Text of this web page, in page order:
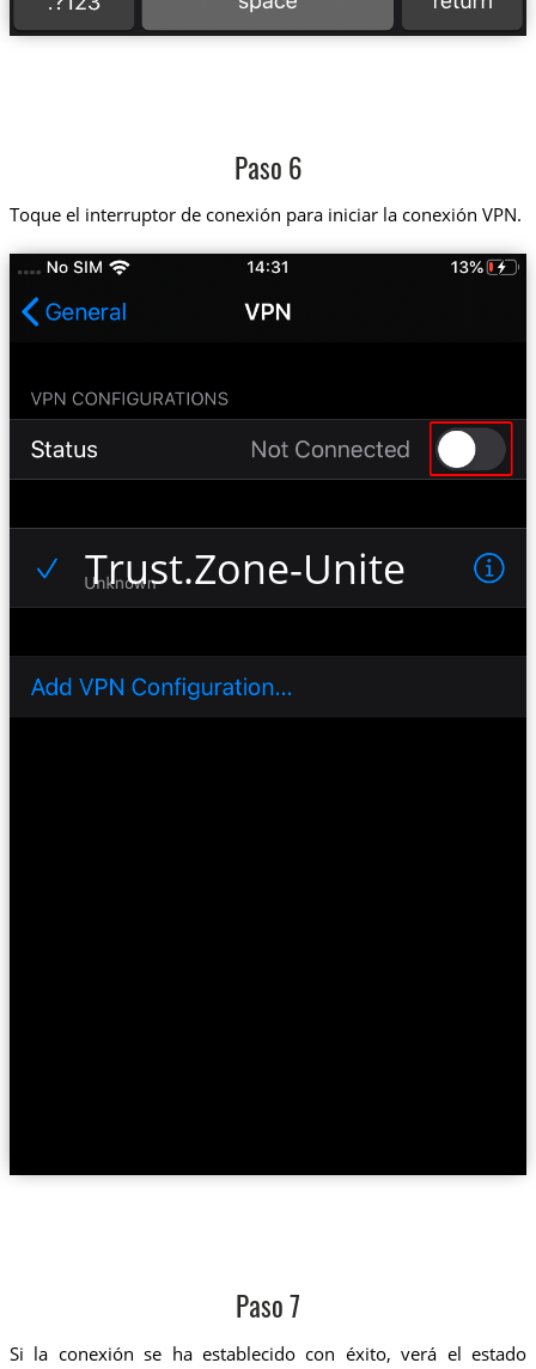
Paso 6
Toque el interruptor de conexión para iniciar la conexión VPN.
Trust.Zone-United-
Paso 7
Si la conexión se ha establecido con éxito, verá el estado